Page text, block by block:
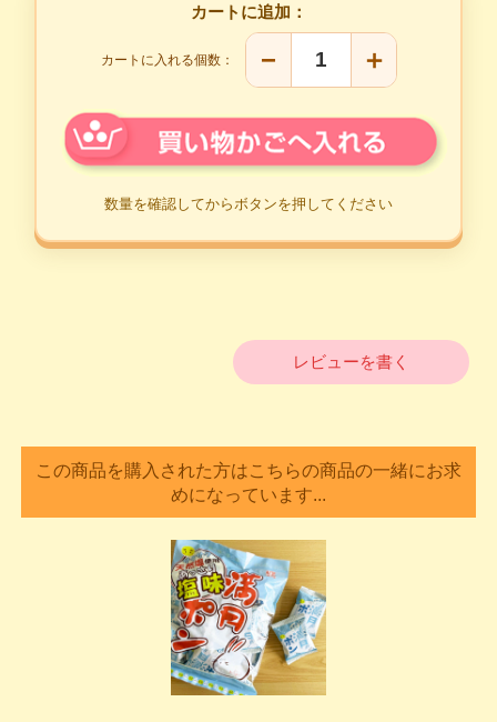
カートに追加：
カートに入れる個数： − ＋
レビューを書く
この商品を購入された方はこちらの商品の一緒にお求
めになっています...